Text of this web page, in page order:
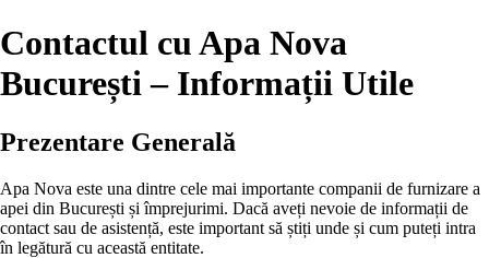
Contactul cu Apa Nova
București – Informații Utile
Prezentare Generală
Apa Nova este una dintre cele mai importante companii de furnizare a
apei din București și împrejurimi. Dacă aveți nevoie de informații de
contact sau de asistență, este important să știți unde și cum puteți intra
în legătură cu această entitate.